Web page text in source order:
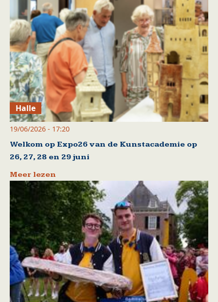
Halle
19/06/2026 - 17:20
Welkom op Expo26 van de Kunstacademie op
26, 27, 28 en 29 juni
Meer lezen